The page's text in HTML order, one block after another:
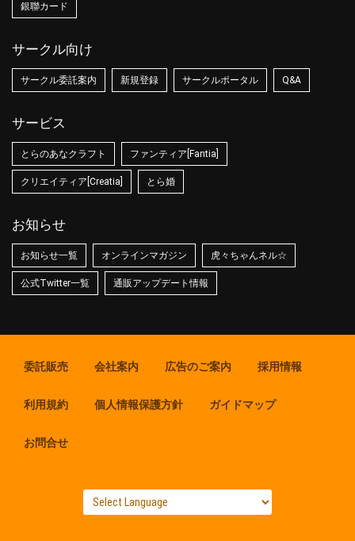
銀聯カード
サークル向け
サークル委託案内 新規登録 サークルポータル Q&A
サービス
とらのあなクラフト ファンティア[Fantia]
クリエイティア[Creatia] とら婚
お知らせ
お知らせ一覧 オンラインマガジン 虎々ちゃんネル☆
公式Twitter一覧 通販アップデート情報
委託販売 会社案内 広告のご案内 採用情報
利用規約 個人情報保護方針 ガイドマップ
お問合せ